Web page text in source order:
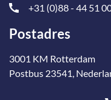
+31 (0)88 - 44 51
Postadres
3001 KM Rotterdam
Postbus 23541,